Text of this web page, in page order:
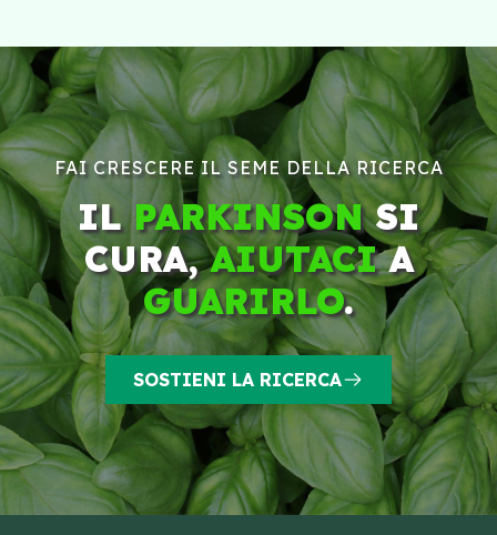
FAI CRESCERE IL SEME DELLA RICERCA
ILPARKINSONSI
CURA,AIUTACIA
GUARIRLO.
SOSTIENI LA RICERCA